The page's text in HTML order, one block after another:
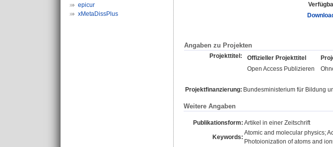
epicur
xMetaDissPlus
Angaben zu Projekten
Projekttitel: Offizieller Projekttitel
Open Access Publizieren
Projektfinanzierung: Bundesministerium für Bildung
Weitere Angaben
Publikationsform: Artikel in einer Zeitschrift
Keywords:
Atomic and molecular physics;
Photoionization of atoms and